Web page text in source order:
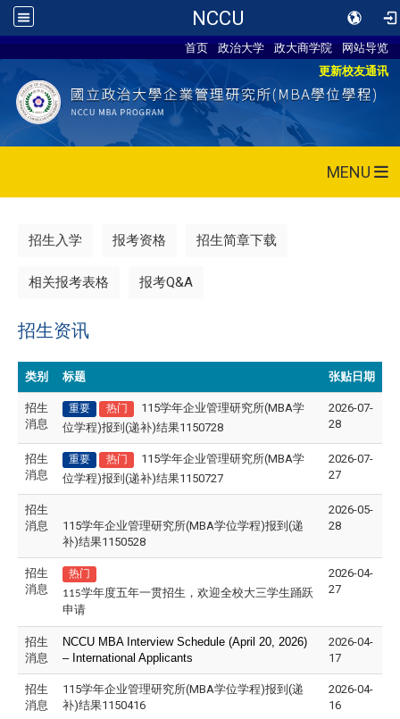
NCCU
首页 政治大学 政大商学院
网站导览
更新校友通讯
MENU
招生入学 报考资格 招生简章下载
相关报考表格 报考Q&A
招生资讯
类别 标题 张贴日期
招生
消息
重要 热门
115学年企业管理研究所(MBA学
位学程)报到(递补)结果1150728
2026-07-
28
招生
消息
重要 热门
115学年企业管理研究所(MBA学
位学程)报到(递补)结果1150727
2026-07-
27
招生
消息
115学年企业管理研究所(MBA学位学程)报到(递
补)结果1150528
2026-05-
28
招生
消息
热门
115学年度五年一贯招生，欢迎全校大三学生踊跃
申请
2026-04-
27
招生
消息
NCCU MBA Interview Schedule (April 20, 2026)
– International Applicants
2026-04-
17
招生
消息
115学年企业管理研究所(MBA学位学程)报到(递
补)结果1150416
2026-04-
16